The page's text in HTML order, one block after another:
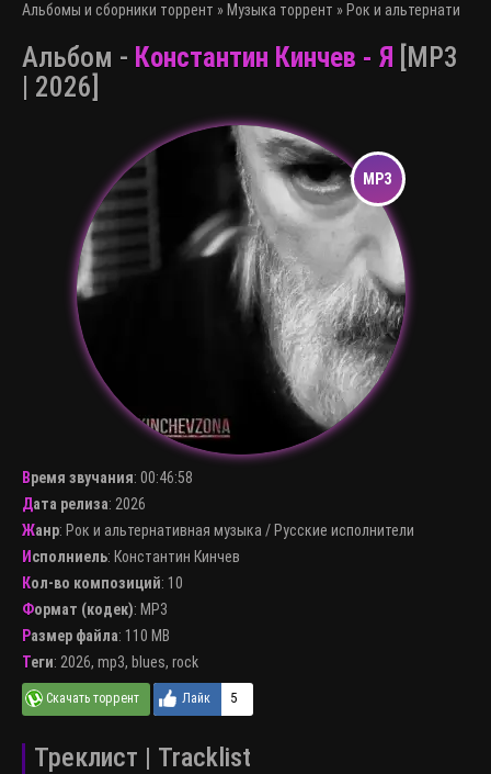
Альбомы и сборники торрент » Музыка торрент » Рок и
Альбом - Константин Кинчев - Я
[MP3
| 2026]
Время звучания: 00:46:58
Дата релиза: 2026
Жанр: Рок и альтернативная музыка / Русские исполнители
Исполниель: Константин Кинчев
Кол-во композиций: 10
Формат (кодек): MP3
Размер файла: 110 MB
Теги: 2026, mp3, blues, rock
5
Треклист | Tracklist